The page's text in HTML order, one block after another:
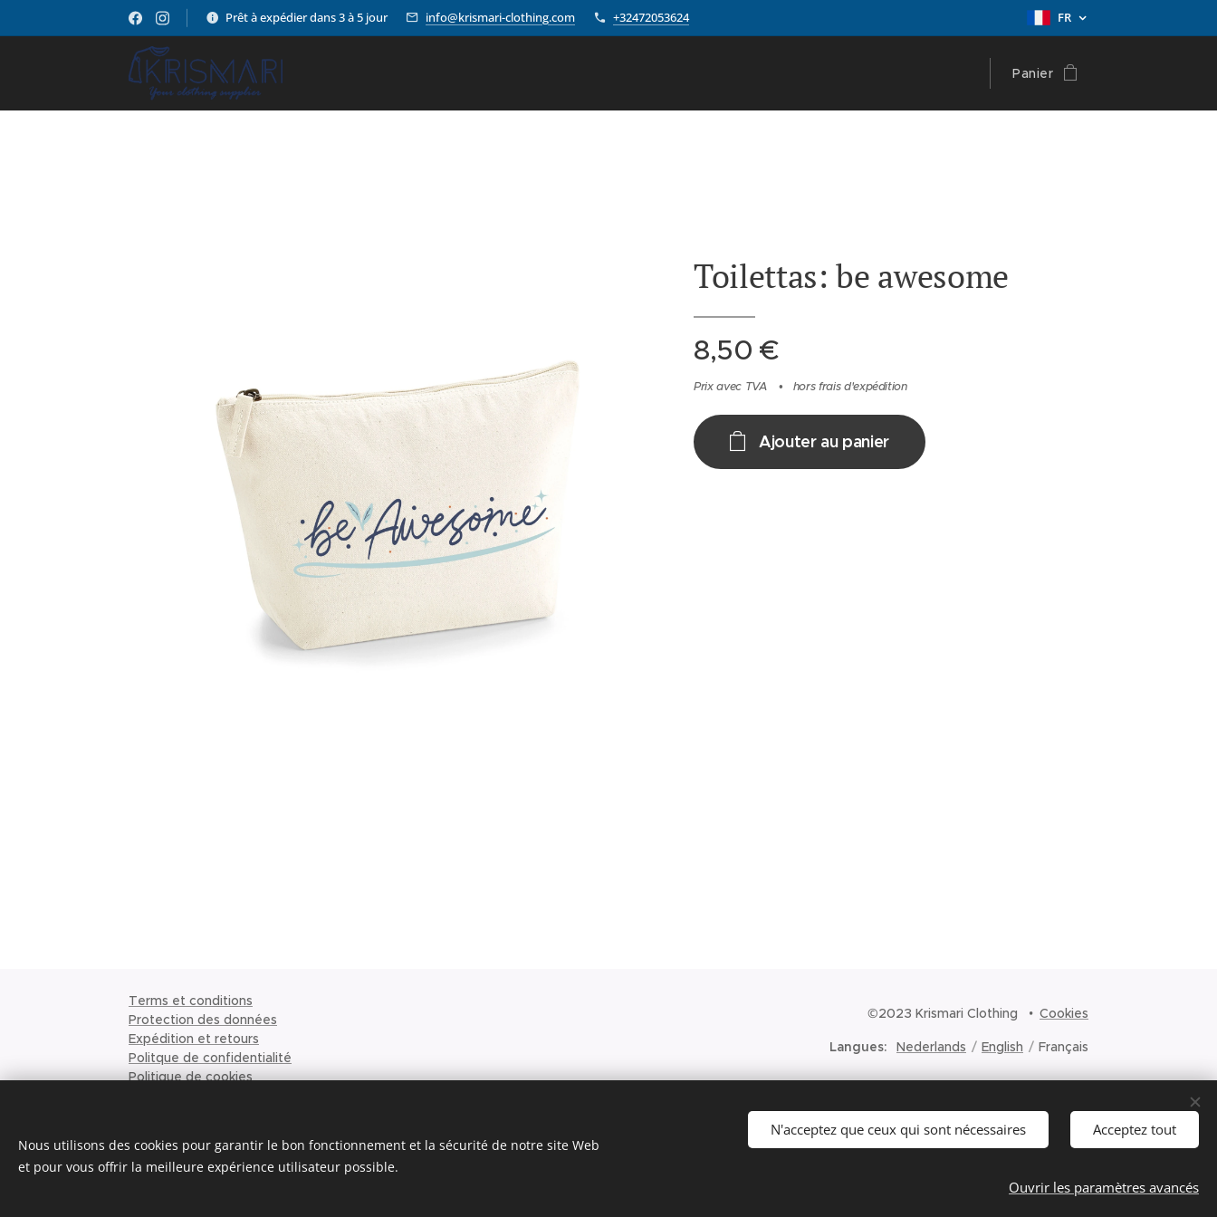
Prêt à expédier dans 3 à 5 jour info@krismari-clothing.com +32472053624 FR
Panier
Toilettas: be awesome
8,50 €
Prix avec TVA hors frais d'expédition
Ajouter au panier
Terms et conditions
Protection des données
Expédition et retours
Politque de confidentialité
Politique de cookies
À propos de nous
©2023 Krismari Clothing Cookies
Langues Nederlands English Français
Nous utilisons des cookies pour garantir le bon fonctionnement et la sécurité de notre site Web
et pour vous offrir la meilleure expérience utilisateur possible.
N'acceptez que ceux qui sont nécessaires Acceptez tout
Ouvrir les paramètres avancés